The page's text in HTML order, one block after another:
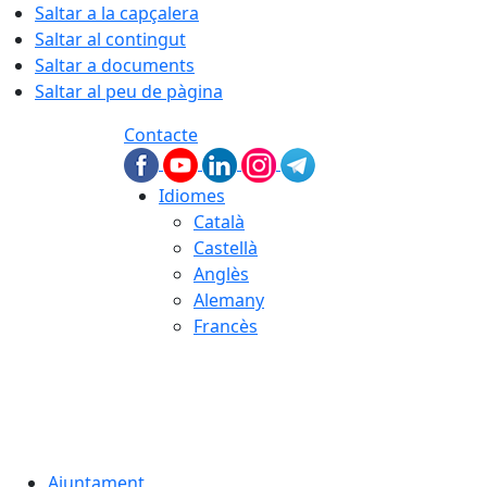
Saltar a la capçalera
Saltar al contingut
Saltar a documents
Saltar al peu de pàgina
Contacte
Idiomes
Català
Castellà
Anglès
Alemany
Francès